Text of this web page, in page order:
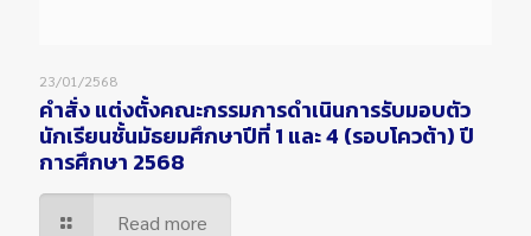
23/01/2568
คำสั่ง แต่งตั้งคณะกรรมการดำเนินการรับมอบตัว
นักเรียนชั้นมัธยมศึกษาปีที่ 1 และ 4 (รอบโควต้า) ปี
การศึกษา 2568
Read more